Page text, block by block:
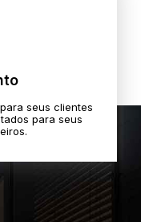
seus clientes
para seus